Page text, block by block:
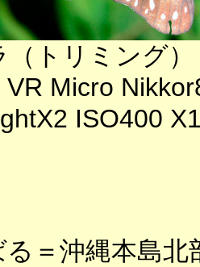
トリミング）
Micro
ISO400
＝沖縄本島